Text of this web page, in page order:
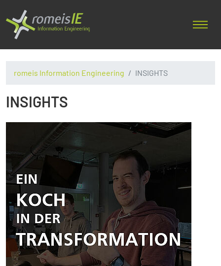
romeis Information Engineering INSIGHTS
INSIGHTS